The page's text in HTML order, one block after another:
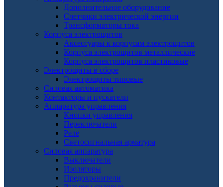
Дополнительное оборудование
Счетчики электрической энергии
Трансформаторы тока
Корпуса электрощитов
Аксессуары к корпусам электрощитов
Корпуса электрощитов металлические
Корпуса электрощитов пластиковые
Электрощиты в сборе
Электрощиты типовые
Силовая автоматика
Контакторы и пускатели
Аппаратура управления
Кнопки управления
Переключатели
Реле
Светосигнальная арматура
Силовая аппаратура
Выключатели
Изоляторы
Предохранители